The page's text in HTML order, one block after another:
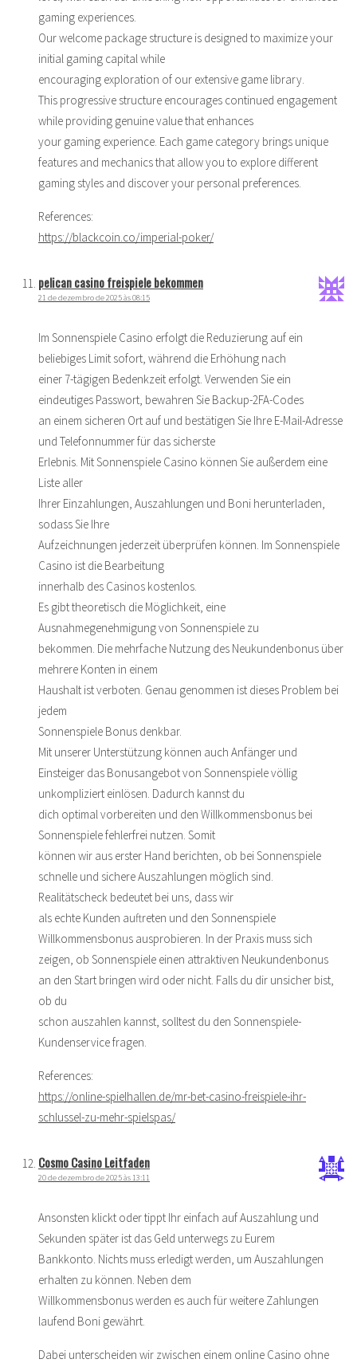
gaming experiences.
Our welcome package structure is designed to maximize your
initial gaming capital while
encouraging exploration of our extensive game library.
This progressive structure encourages continued engagement
while providing genuine value that enhances
your gaming experience. Each game category brings unique
features and mechanics that allow you to explore different
gaming styles and discover your personal preferences.
References:
https://blackcoin.co/imperial-poker/
pelican casino freispiele bekommen
21 de dezembro de 2025 às 08:15
Im Sonnenspiele Casino erfolgt die Reduzierung auf ein
beliebiges Limit sofort, während die Erhöhung nach
einer 7-tägigen Bedenkzeit erfolgt. Verwenden Sie ein
eindeutiges Passwort, bewahren Sie Backup-2FA-Codes
an einem sicheren Ort auf und bestätigen Sie Ihre E-Mail-Adresse
und Telefonnummer für das sicherste
Erlebnis. Mit Sonnenspiele Casino können Sie außerdem eine
Liste aller
Ihrer Einzahlungen, Auszahlungen und Boni herunterladen,
sodass Sie Ihre
Aufzeichnungen jederzeit überprüfen können. Im Sonnenspiele
Casino ist die Bearbeitung
innerhalb des Casinos kostenlos.
Es gibt theoretisch die Möglichkeit, eine
Ausnahmegenehmigung von Sonnenspiele zu
bekommen. Die mehrfache Nutzung des Neukundenbonus über
mehrere Konten in einem
Haushalt ist verboten. Genau genommen ist dieses Problem bei
jedem
Sonnenspiele Bonus denkbar.
Mit unserer Unterstützung können auch Anfänger und
Einsteiger das Bonusangebot von Sonnenspiele völlig
unkompliziert einlösen. Dadurch kannst du
dich optimal vorbereiten und den Willkommensbonus bei
Sonnenspiele fehlerfrei nutzen. Somit
können wir aus erster Hand berichten, ob bei Sonnenspiele
schnelle und sichere Auszahlungen möglich sind.
Realitätscheck bedeutet bei uns, dass wir
als echte Kunden auftreten und den Sonnenspiele
Willkommensbonus ausprobieren. In der Praxis muss sich
zeigen, ob Sonnenspiele einen attraktiven Neukundenbonus
an den Start bringen wird oder nicht. Falls du dir unsicher bist,
ob du
schon auszahlen kannst, solltest du den Sonnenspiele-
Kundenservice fragen.
References:
https://online-spielhallen.de/mr-bet-casino-freispiele-ihr-
schlussel-zu-mehr-spielspas/
Cosmo Casino Leitfaden
20 de dezembro de 2025 às 13:11
Ansonsten klickt oder tippt Ihr einfach auf Auszahlung und
Sekunden später ist das Geld unterwegs zu Eurem
Bankkonto. Nichts muss erledigt werden, um Auszahlungen
erhalten zu können. Neben dem
Willkommensbonus werden es auch für weitere Zahlungen
laufend Boni gewährt.
Dabei unterscheiden wir zwischen einem online Casino ohne